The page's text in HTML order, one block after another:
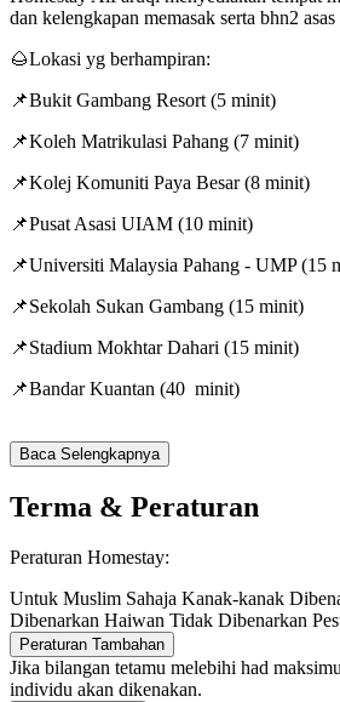
dan kelengkapan memasak serta bhn2
🌰Lokasi yg berhampiran:
📌Bukit Gambang Resort (5 minit)
📌Koleh Matrikulasi Pahang (7 minit)
📌Kolej Komuniti Paya Besar (8 minit)
📌Pusat Asasi UIAM (10 minit)
📌Universiti Malaysia Pahang - UMP (15
📌Sekolah Sukan Gambang (15 minit)
📌Stadium Mokhtar Dahari (15 minit)
📌Bandar Kuantan (40 minit)
Baca Selengkapnya
Terma & Peraturan
Peraturan Homestay:
Untuk Muslim Sahaja Kanak-kanak
Dibenarkan Haiwan Tidak Dibenarkan
Peraturan Tambahan
Jika bilangan tetamu melebihi had
individu akan dikenakan.